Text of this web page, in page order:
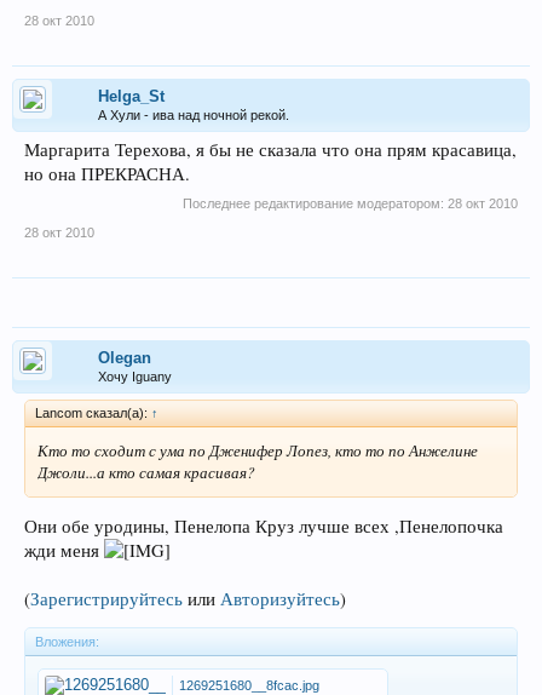
28 окт 2010
Helga_St
А Хули - ива над ночной рекой.
Маргарита Терехова, я бы не сказала что она прям красавица,
но она ПРЕКРАСНА.
Последнее редактирование модератором: 28 окт 2010
28 окт 2010
Olegan
Хочу Iguanу
Lancom сказал(а): ↑
Кто то сходит с ума по Дженифер Лопез, кто то по Анжелине
Джоли...а кто самая красивая?
Они обе уродины, Пенелопа Круз лучше всех ,Пенелопочка
жди меня
(Зарегистрируйтесь или Авторизуйтесь)
Вложения:
1269251680__8fcac.jpg